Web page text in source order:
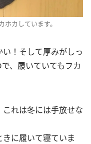
カしています。
！そして厚みがしっ
、履いていてもフカ
れは冬には手放せな
に履いて寝ていま